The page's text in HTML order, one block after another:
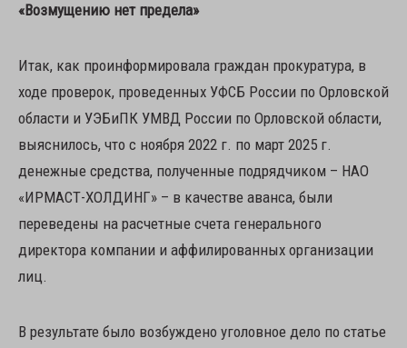
«Возмущению нет предела»
Итак, как проинформировала граждан прокуратура, в
ходе проверок, проведенных УФСБ России по Орловской
области и УЭБиПК УМВД России по Орловской области,
выяснилось, что с ноября 2022 г. по март 2025 г.
денежные средства, полученные подрядчиком – НАО
«ИРМАСТ-ХОЛДИНГ» – в качестве аванса, были
переведены на расчетные счета генерального
директора компании и аффилированных организации
лиц.
В результате было возбуждено уголовное дело по статье